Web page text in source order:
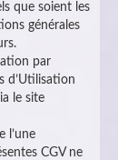
que soient les
générales
par
d’Utilisation
le site
l’une
CGV ne